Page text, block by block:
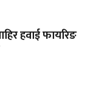
हवाई फायरिङ